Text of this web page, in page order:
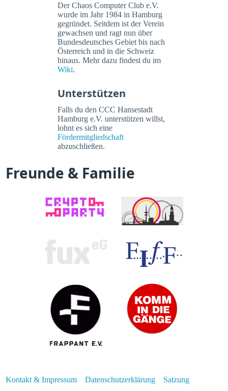
Der Chaos Computer Club e.V.
wurde im Jahr 1984 in Hamburg
gegründet. Seitdem ist der Verein
gewachsen und ragt nun über
Bundesdeutsches Gebiet bis nach
Österreich und in die Schweiz
hinaus. Mehr dazu findest du im
Wiki.
Unterstützen
Falls du den CCC Hansestadt
Hamburg e.V. unterstützen willst,
lohnt es sich eine
Fördermitgliedschaft
abzuschließen.
Freunde & Familie
Kontakt & Impressum Datenschutzerklärung Satzung